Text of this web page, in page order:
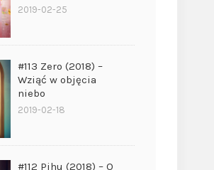
2019-02-25
#113 Zero (2018) –
Wziąć w objęcia
niebo
2019-02-18
#112 Pihu (2018) – O